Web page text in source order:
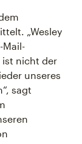
„Wesley
Mail-
ist nicht der
unseres
sagt